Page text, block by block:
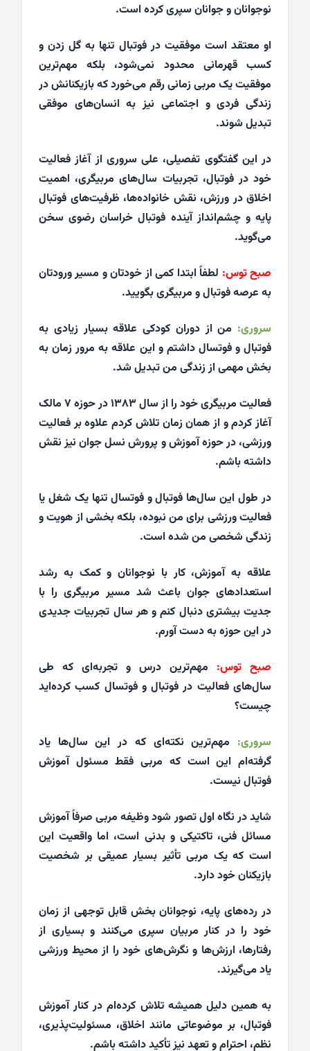
نوجوانان و جوانان سپری کرده است.
او معتقد است موفقیت در فوتبال تنها به گل زدن و
کسب قهرمانی محدود نمی‌شود، بلکه مهم‌ترین
موفقیت یک مربی زمانی رقم می‌خورد که بازیکنانش در
زندگی فردی و اجتماعی نیز به انسان‌های موفقی
تبدیل شوند.
در این گفتگوی تفصیلی، علی سروری از آغاز فعالیت
خود در فوتبال، تجربیات سال‌های مربیگری، اهمیت
اخلاق در ورزش، نقش خانواده‌ها، ظرفیت‌های فوتبال
پایه و چشم‌انداز آینده فوتبال خراسان رضوی سخن
می‌گوید.
صبح توس: لطفاً ابتدا کمی از خودتان و مسیر ورودتان
به عرصه فوتبال و مربیگری بگویید.
سروری: من از دوران کودکی علاقه بسیار زیادی به
فوتبال و فوتسال داشتم و این علاقه به مرور زمان به
بخش مهمی از زندگی من تبدیل شد.
فعالیت مربیگری خود را از سال ۱۳۸۳ در حوزه ۷ مالک
آغاز کردم و از همان زمان تلاش کردم علاوه بر فعالیت
ورزشی، در حوزه آموزش و پرورش نسل جوان نیز نقش
داشته باشم.
در طول این سال‌ها فوتبال و فوتسال تنها یک شغل یا
فعالیت ورزشی برای من نبوده، بلکه بخشی از هویت و
زندگی شخصی من شده است.
علاقه به آموزش، کار با نوجوانان و کمک به رشد
استعدادهای جوان باعث شد مسیر مربیگری را با
جدیت بیشتری دنبال کنم و هر سال تجربیات جدیدی
در این حوزه به دست آورم.
صبح توس: مهم‌ترین درس و تجربه‌ای که طی
سال‌های فعالیت در فوتبال و فوتسال کسب کرده‌اید
چیست؟
سروری: مهم‌ترین نکته‌ای که در این سال‌ها یاد
گرفته‌ام این است که مربی فقط مسئول آموزش
فوتبال نیست.
شاید در نگاه اول تصور شود وظیفه مربی صرفاً آموزش
مسائل فنی، تاکتیکی و بدنی است، اما واقعیت این
است که یک مربی تأثیر بسیار عمیقی بر شخصیت
بازیکنان خود دارد.
در رده‌های پایه، نوجوانان بخش قابل توجهی از زمان
خود را در کنار مربیان سپری می‌کنند و بسیاری از
رفتارها، ارزش‌ها و نگرش‌های خود را از محیط ورزشی
یاد می‌گیرند.
به همین دلیل همیشه تلاش کرده‌ام در کنار آموزش
فوتبال، بر موضوعاتی مانند اخلاق، مسئولیت‌پذیری،
نظم، احترام و تعهد نیز تأکید داشته باشم.